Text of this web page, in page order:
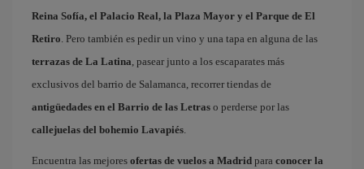
Reina Sofía, el Palacio Real, la Plaza Mayor y el Parque de El
Retiro. Pero también es pedir un vino y una tapa en alguna de las
terrazas de La Latina, pasear junto a los escaparates más
exclusivos del barrio de Salamanca, recorrer tiendas de
antigüedades en el Barrio de las Letras o perderse por las
callejuelas del bohemio Lavapiés.
Encuentra las mejores ofertas de vuelos a Madrid para conocer la